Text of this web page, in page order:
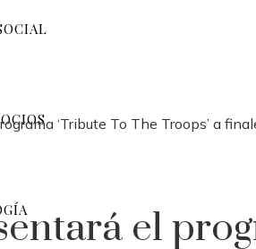
‘Tribute To The Troops’ a
el